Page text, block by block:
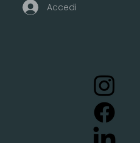
Accedi